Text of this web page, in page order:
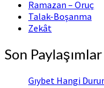
Ramazan – Oruç
Talak-Boşanma
Zekât
Son Paylaşımlar
Gıybet Hangi